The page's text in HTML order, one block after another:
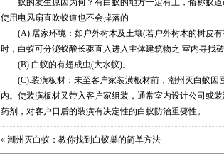
蚁的发生原因为何？有白蚁的地方一定有土，俗称蚁道
使用电风扇直吹蚁道也不会掉落的
(A).居家环境：如户外树木及土壤(若户外树木的树皮有
时，白蚁可分泌蚁酸长驱直入进入主体建筑物之 室内寻找
(B).白蚁的有翅成虫(大水蚁)。
(C).装潢板材：未至客户家装潢板材前， 潮州灭白蚁 因
内。使装潢板材又带入客户家组装，通常室内设计公司或
药剂，对客户日后的装潢有决定性的白蚁防治重要性。
« 潮州灭白蚁：教你找到白蚁巢的简单方法